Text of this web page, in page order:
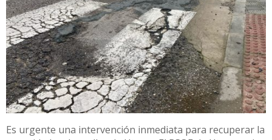
Es urgente una intervención inmediata para recuperar la